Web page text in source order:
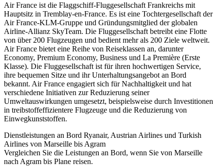
Air France ist die Flaggschiff-Fluggesellschaft Frankreichs mit
Hauptsitz in Tremblay-en-France. Es ist eine Tochtergesellschaft der
Air France-KLM-Gruppe und Gründungsmitglied der globalen
Airline-Allianz SkyTeam. Die Fluggesellschaft betreibt eine Flotte
von über 200 Flugzeugen und bedient mehr als 200 Ziele weltweit.
Air France bietet eine Reihe von Reiseklassen an, darunter
Economy, Premium Economy, Business und La Première (Erste
Klasse). Die Fluggesellschaft ist für ihren hochwertigen Service,
ihre bequemen Sitze und ihr Unterhaltungsangebot an Bord
bekannt. Air France engagiert sich für Nachhaltigkeit und hat
verschiedene Initiativen zur Reduzierung seiner
Umweltauswirkungen umgesetzt, beispielsweise durch Investitionen
in treibstoffeffizientere Flugzeuge und die Reduzierung von
Einwegkunststoffen.
Dienstleistungen an Bord Ryanair, Austrian Airlines und Turkish
Airlines von Marseille bis Agram
Vergleichen Sie die Leistungen an Bord, wenn Sie von Marseille
nach Agram bis Plane reisen.